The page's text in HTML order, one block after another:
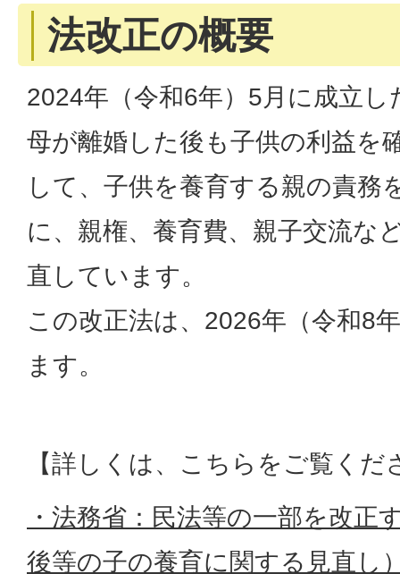
法改正の概要
2024年（令和6年）5月に成立し
母が離婚した後も子供の利益を
して、子供を養育する親の責務
に、親権、養育費、親子交流な
直しています。
この改正法は、2026年（令和8
ます。
【詳しくは、こちらをご覧くだ
・法務省：民法等の一部を改正
後等の子の養育に関する見直し